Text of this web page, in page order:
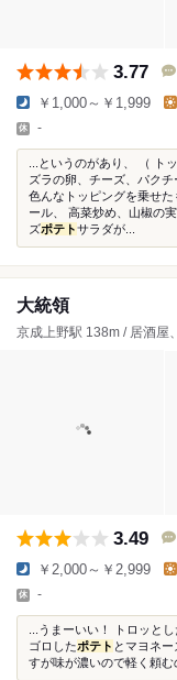
3.77
￥1,000～￥1,999
-
...というのがあり、 （ ト
ズラの卵、チーズ、パク
色んなトッピングを乗せた
ール、 高菜炒め、山椒の
ズポテトサラダが...
大統領
京成上野駅 138m / 居酒屋
3.49
￥2,000～￥2,999
-
...うまーいい！ トロッと
ゴロしたポテト とマヨネ
すが味が濃いので軽く頼む